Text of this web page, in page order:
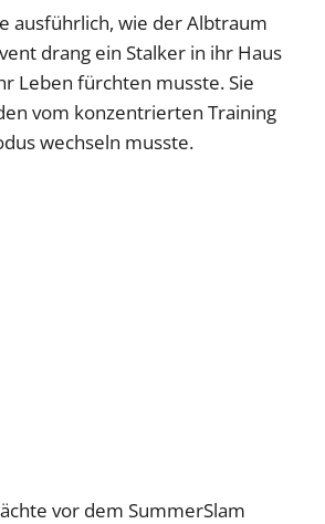
ausführlich, wie der Albtraum
drang ein Stalker in ihr Haus
Leben fürchten musste. Sie
vom konzentrierten Training
wechseln musste.
vor dem SummerSlam